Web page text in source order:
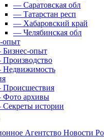
— Саратовская обл
— Татарстан респ
— Хабаровский край
— Челябинская обл
опыт
опыт
архивы
истории